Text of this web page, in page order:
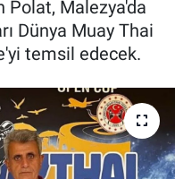
Polat, Malezya'da
Dünya Muay Thai
temsil edecek.